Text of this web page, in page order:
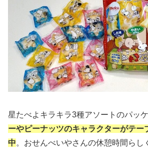
星たべよキラキラ3種アソートのパッケ
ーやピーナッツのキャラクターがテー
中。おせんべいやさんの休憩時間らし